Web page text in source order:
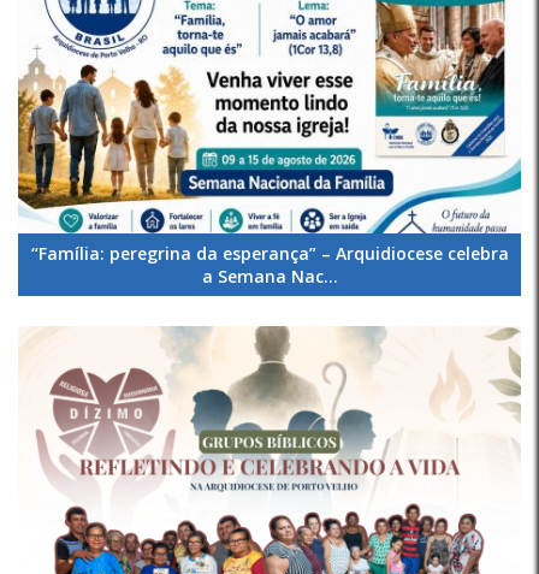
“Família: peregrina da esperança” – Arquidiocese celebra
a Semana Nac...